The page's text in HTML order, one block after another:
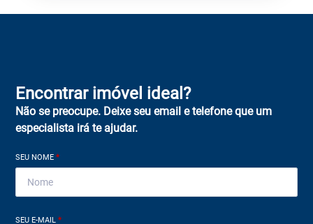
Encontrar imóvel ideal?
Não se preocupe. Deixe seu email e telefone que um
especialista irá te ajudar.
SEU NOME*
SEU E-MAIL*